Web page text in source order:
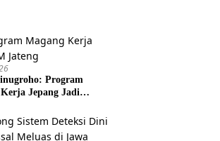
Program
Jepang Jadi